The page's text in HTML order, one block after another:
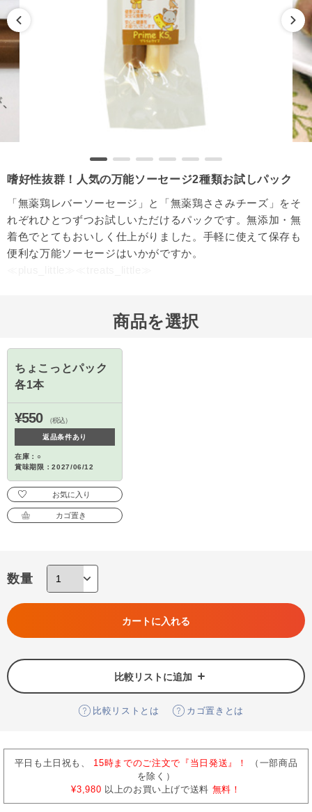
嗜好性抜群！人気の万能ソーセージ2種類お試しパック
「無薬鶏レバーソーセージ」と「無薬鶏ささみチーズ」をそ
れぞれひとつずつお試しいただけるパックです。無添加・無
着色でとてもおいしく仕上がりました。手軽に使えて保存も
便利な万能ソーセージはいかがですか。
商品を選択
ちょこっとパック
各1本
¥550 （税込）
返品条件あり
在庫：○
賞味期限：2027/06/12
お気に入り
カゴ置き
数量
カートに入れる
比較リストに追加
比較リストとは カゴ置きとは
平日も土日祝も、 15時までのご注文で『当日発送』！
（一部商品
を除く）
¥3,980 以上のお買い上げで送料 無料！